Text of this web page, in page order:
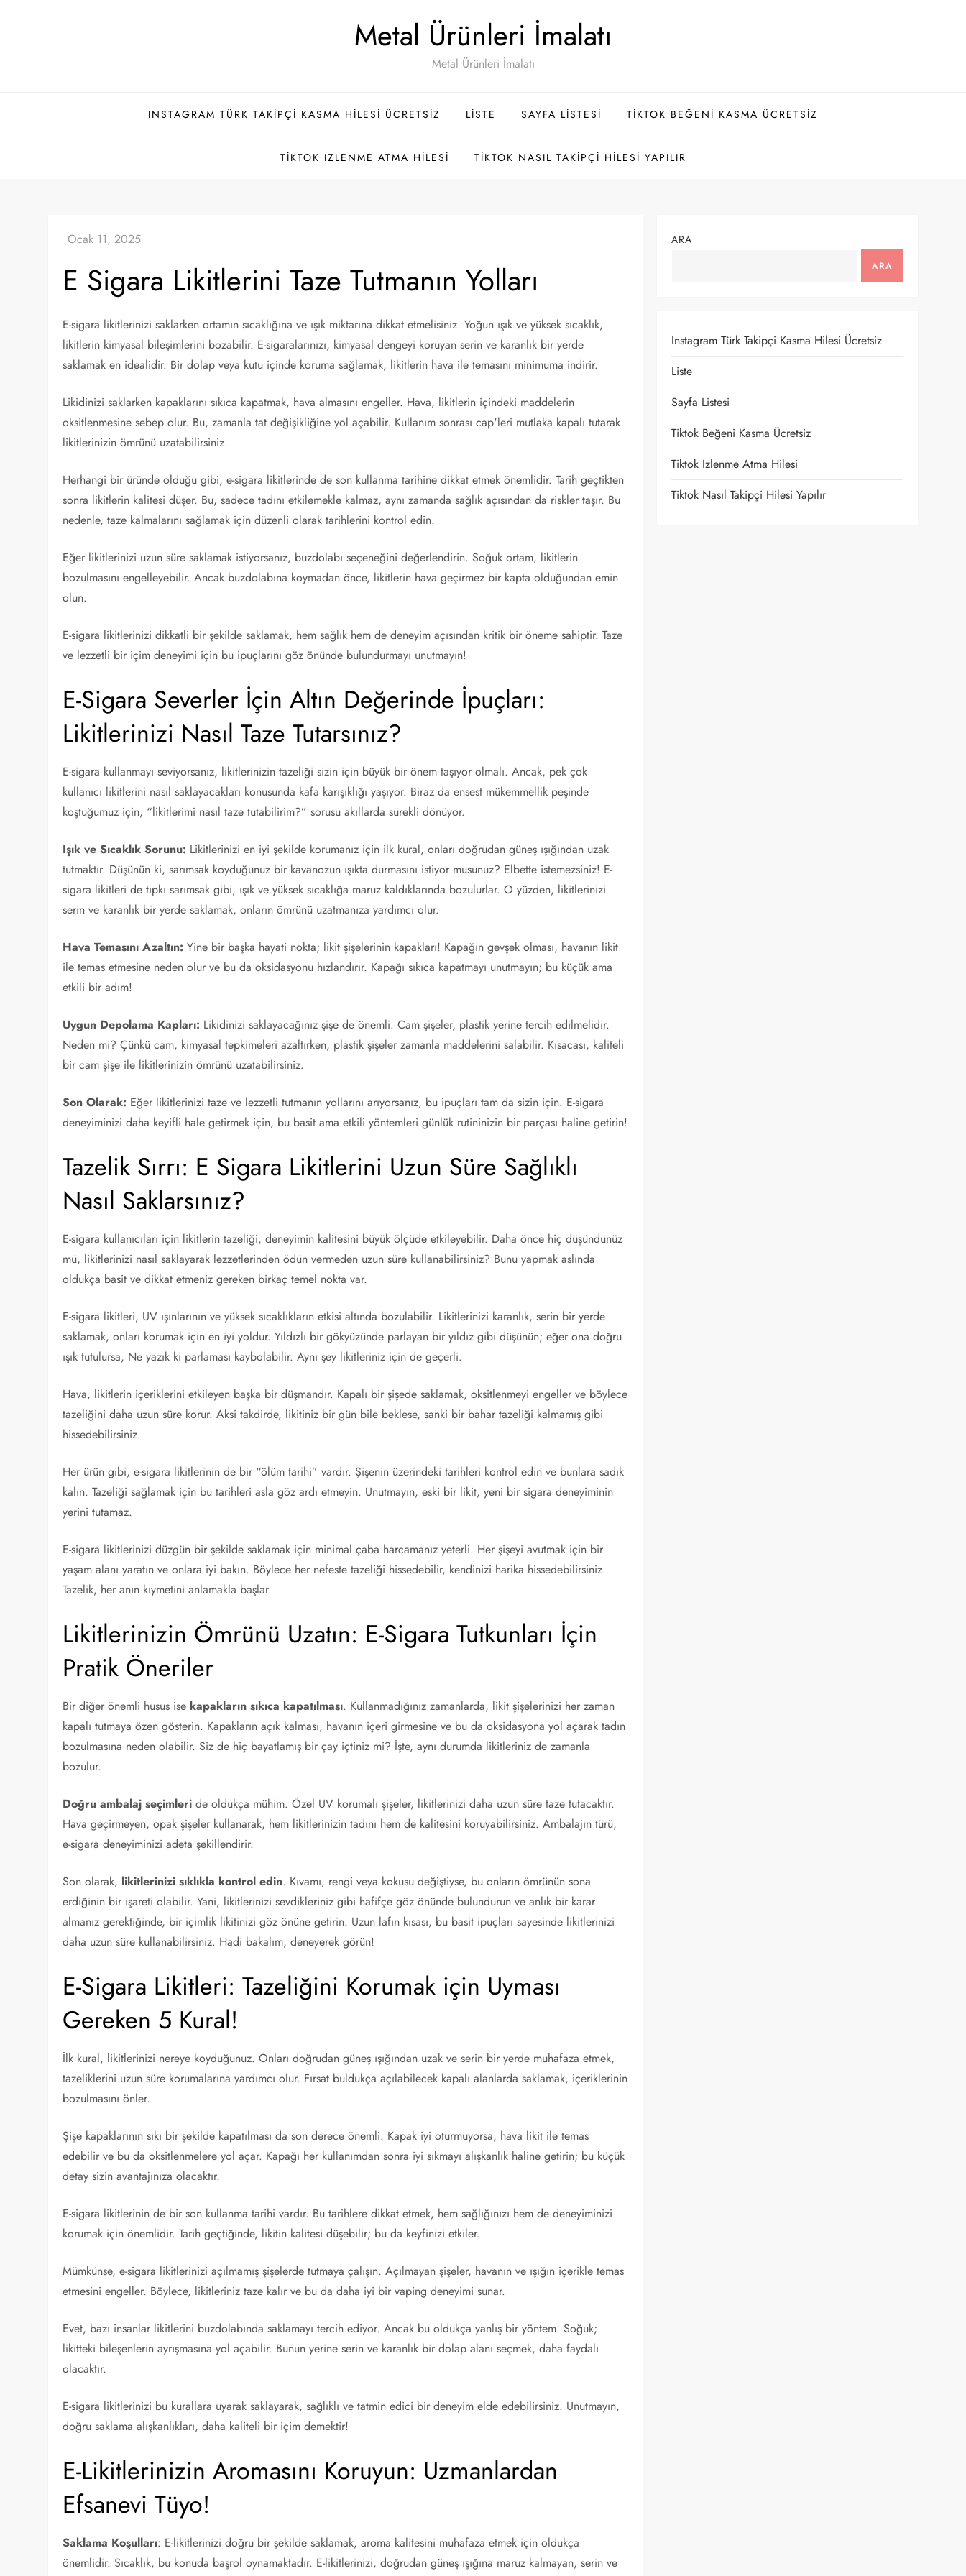
Metal Ürünleri İmalatı
Metal Ürünleri İmalatı
INSTAGRAM TÜRK TAKIPÇI KASMA HILESI ÜCRETSIZ LISTE SAYFA LISTESI TIKTOK BEĞENI KASMA ÜCRETSIZ
TIKTOK IZLENME ATMA HILESI TIKTOK NASIL TAKIPÇI HILESI YAPILIR
E Sigara Likitlerini Taze Tutmanın Yolları
E-sigara likitlerinizi saklarken ortamın sıcaklığına ve ışık miktarına dikkat etmelisiniz. Yoğun ışık ve yüksek sıcaklık,
likitlerin kimyasal bileşimlerini bozabilir. E-sigaralarınızı, kimyasal dengeyi koruyan serin ve karanlık bir yerde
saklamak en idealidir. Bir dolap veya kutu içinde koruma sağlamak, likitlerin hava ile temasını minimuma indirir.
Likidinizi saklarken kapaklarını sıkıca kapatmak, hava almasını engeller. Hava, likitlerin içindeki maddelerin
oksitlenmesine sebep olur. Bu, zamanla tat değişikliğine yol açabilir. Kullanım sonrası cap'leri mutlaka kapalı tutarak
likitlerinizin ömrünü uzatabilirsiniz.
Herhangi bir üründe olduğu gibi, e-sigara likitlerinde de son kullanma tarihine dikkat etmek önemlidir. Tarih geçtikten
sonra likitlerin kalitesi düşer. Bu, sadece tadını etkilemekle kalmaz, aynı zamanda sağlık açısından da riskler taşır. Bu
nedenle, taze kalmalarını sağlamak için düzenli olarak tarihlerini kontrol edin.
Eğer likitlerinizi uzun süre saklamak istiyorsanız, buzdolabı seçeneğini değerlendirin. Soğuk ortam, likitlerin
bozulmasını engelleyebilir. Ancak buzdolabına koymadan önce, likitlerin hava geçirmez bir kapta olduğundan emin
olun.
E-sigara likitlerinizi dikkatli bir şekilde saklamak, hem sağlık hem de deneyim açısından kritik bir öneme sahiptir. Taze
ve lezzetli bir içim deneyimi için bu ipuçlarını göz önünde bulundurmayı unutmayın!
E-Sigara Severler İçin Altın Değerinde İpuçları:
Likitlerinizi Nasıl Taze Tutarsınız?
E-sigara kullanmayı seviyorsanız, likitlerinizin tazeliği sizin için büyük bir önem taşıyor olmalı. Ancak, pek çok
kullanıcı likitlerini nasıl saklayacakları konusunda kafa karışıklığı yaşıyor. Biraz da ensest mükemmellik peşinde
koştuğumuz için, “likitlerimi nasıl taze tutabilirim?” sorusu akıllarda sürekli dönüyor.
Işık ve Sıcaklık Sorunu: Likitlerinizi en iyi şekilde korumanız için ilk kural, onları doğrudan güneş ışığından uzak
tutmaktır. Düşünün ki, sarımsak koyduğunuz bir kavanozun ışıkta durmasını istiyor musunuz? Elbette istemezsiniz! E-
sigara likitleri de tıpkı sarımsak gibi, ışık ve yüksek sıcaklığa maruz kaldıklarında bozulurlar. O yüzden, likitlerinizi
serin ve karanlık bir yerde saklamak, onların ömrünü uzatmanıza yardımcı olur.
Hava Temasını Azaltın: Yine bir başka hayati nokta; likit şişelerinin kapakları! Kapağın gevşek olması, havanın likit
ile temas etmesine neden olur ve bu da oksidasyonu hızlandırır. Kapağı sıkıca kapatmayı unutmayın; bu küçük ama
etkili bir adım!
Uygun Depolama Kapları: Likidinizi saklayacağınız şişe de önemli. Cam şişeler, plastik yerine tercih edilmelidir.
Neden mi? Çünkü cam, kimyasal tepkimeleri azaltırken, plastik şişeler zamanla maddelerini salabilir. Kısacası, kaliteli
bir cam şişe ile likitlerinizin ömrünü uzatabilirsiniz.
Son Olarak: Eğer likitlerinizi taze ve lezzetli tutmanın yollarını arıyorsanız, bu ipuçları tam da sizin için. E-sigara
deneyiminizi daha keyifli hale getirmek için, bu basit ama etkili yöntemleri günlük rutininizin bir parçası haline getirin!
Tazelik Sırrı: E Sigara Likitlerini Uzun Süre Sağlıklı
Nasıl Saklarsınız?
E-sigara kullanıcıları için likitlerin tazeliği, deneyimin kalitesini büyük ölçüde etkileyebilir. Daha önce hiç düşündünüz
mü, likitlerinizi nasıl saklayarak lezzetlerinden ödün vermeden uzun süre kullanabilirsiniz? Bunu yapmak aslında
oldukça basit ve dikkat etmeniz gereken birkaç temel nokta var.
E-sigara likitleri, UV ışınlarının ve yüksek sıcaklıkların etkisi altında bozulabilir. Likitlerinizi karanlık, serin bir yerde
saklamak, onları korumak için en iyi yoldur. Yıldızlı bir gökyüzünde parlayan bir yıldız gibi düşünün; eğer ona doğru
ışık tutulursa, Ne yazık ki parlaması kaybolabilir. Aynı şey likitleriniz için de geçerli.
Hava, likitlerin içeriklerini etkileyen başka bir düşmandır. Kapalı bir şişede saklamak, oksitlenmeyi engeller ve böylece
tazeliğini daha uzun süre korur. Aksi takdirde, likitiniz bir gün bile beklese, sanki bir bahar tazeliği kalmamış gibi
hissedebilirsiniz.
Her ürün gibi, e-sigara likitlerinin de bir “ölüm tarihi” vardır. Şişenin üzerindeki tarihleri kontrol edin ve bunlara sadık
kalın. Tazeliği sağlamak için bu tarihleri asla göz ardı etmeyin. Unutmayın, eski bir likit, yeni bir sigara deneyiminin
yerini tutamaz.
E-sigara likitlerinizi düzgün bir şekilde saklamak için minimal çaba harcamanız yeterli. Her şişeyi avutmak için bir
yaşam alanı yaratın ve onlara iyi bakın. Böylece her nefeste tazeliği hissedebilir, kendinizi harika hissedebilirsiniz.
Tazelik, her anın kıymetini anlamakla başlar.
Likitlerinizin Ömrünü Uzatın: E-Sigara Tutkunları İçin
Pratik Öneriler
Bir diğer önemli husus ise kapakların sıkıca kapatılması. Kullanmadığınız zamanlarda, likit şişelerinizi her zaman
kapalı tutmaya özen gösterin. Kapakların açık kalması, havanın içeri girmesine ve bu da oksidasyona yol açarak tadın
bozulmasına neden olabilir. Siz de hiç bayatlamış bir çay içtiniz mi? İşte, aynı durumda likitleriniz de zamanla
bozulur.
Doğru ambalaj seçimleri de oldukça mühim. Özel UV korumalı şişeler, likitlerinizi daha uzun süre taze tutacaktır.
Hava geçirmeyen, opak şişeler kullanarak, hem likitlerinizin tadını hem de kalitesini koruyabilirsiniz. Ambalajın türü,
e-sigara deneyiminizi adeta şekillendirir.
Son olarak, likitlerinizi sıklıkla kontrol edin. Kıvamı, rengi veya kokusu değiştiyse, bu onların ömrünün sona
erdiğinin bir işareti olabilir. Yani, likitlerinizi sevdikleriniz gibi hafifçe göz önünde bulundurun ve anlık bir karar
almanız gerektiğinde, bir içimlik likitinizi göz önüne getirin. Uzun lafın kısası, bu basit ipuçları sayesinde likitlerinizi
daha uzun süre kullanabilirsiniz. Hadi bakalım, deneyerek görün!
E-Sigara Likitleri: Tazeliğini Korumak için Uyması
Gereken 5 Kural!
İlk kural, likitlerinizi nereye koyduğunuz. Onları doğrudan güneş ışığından uzak ve serin bir yerde muhafaza etmek,
tazeliklerini uzun süre korumalarına yardımcı olur. Fırsat buldukça açılabilecek kapalı alanlarda saklamak, içeriklerinin
bozulmasını önler.
Şişe kapaklarının sıkı bir şekilde kapatılması da son derece önemli. Kapak iyi oturmuyorsa, hava likit ile temas
edebilir ve bu da oksitlenmelere yol açar. Kapağı her kullanımdan sonra iyi sıkmayı alışkanlık haline getirin; bu küçük
detay sizin avantajınıza olacaktır.
E-sigara likitlerinin de bir son kullanma tarihi vardır. Bu tarihlere dikkat etmek, hem sağlığınızı hem de deneyiminizi
korumak için önemlidir. Tarih geçtiğinde, likitin kalitesi düşebilir; bu da keyfinizi etkiler.
Mümkünse, e-sigara likitlerinizi açılmamış şişelerde tutmaya çalışın. Açılmayan şişeler, havanın ve ışığın içerikle temas
etmesini engeller. Böylece, likitleriniz taze kalır ve bu da daha iyi bir vaping deneyimi sunar.
Evet, bazı insanlar likitlerini buzdolabında saklamayı tercih ediyor. Ancak bu oldukça yanlış bir yöntem. Soğuk;
likitteki bileşenlerin ayrışmasına yol açabilir. Bunun yerine serin ve karanlık bir dolap alanı seçmek, daha faydalı
olacaktır.
E-sigara likitlerinizi bu kurallara uyarak saklayarak, sağlıklı ve tatmin edici bir deneyim elde edebilirsiniz. Unutmayın,
doğru saklama alışkanlıkları, daha kaliteli bir içim demektir!
E-Likitlerinizin Aromasını Koruyun: Uzmanlardan
Efsanevi Tüyo!
Saklama Koşulları: E-likitlerinizi doğru bir şekilde saklamak, aroma kalitesini muhafaza etmek için oldukça
önemlidir. Sıcaklık, bu konuda başrol oynamaktadır. E-likitlerinizi, doğrudan güneş ışığına maruz kalmayan, serin ve
ARA
ARA
Instagram Türk Takipçi Kasma Hilesi Ücretsiz
Liste
Sayfa Listesi
Tiktok Beğeni Kasma Ücretsiz
Tiktok Izlenme Atma Hilesi
Tiktok Nasıl Takipçi Hilesi Yapılır